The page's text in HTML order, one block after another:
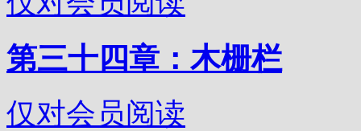
第三十四章：木栅栏
仅对会员阅读